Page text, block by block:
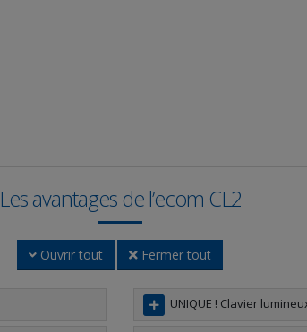
Les avantages de l’ecom CL2
Ouvrir tout Fermer tout
UNIQUE ! Clavier